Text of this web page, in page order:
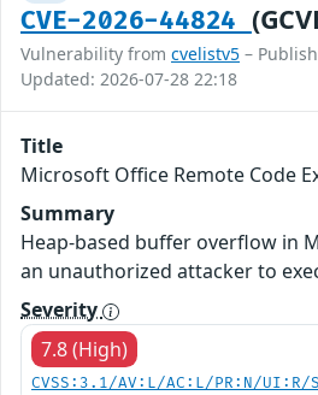
CVE-2026-44824
Vulnerability from cvelistv5 –
Updated: 2026-07-28 22:18
Title
Microsoft Office Remote Code
Summary
Heap-based buffer overflow in
an unauthorized attacker to
Severity
7.8 (High)
CVSS:3.1/AV:L/AC:L/PR:N/